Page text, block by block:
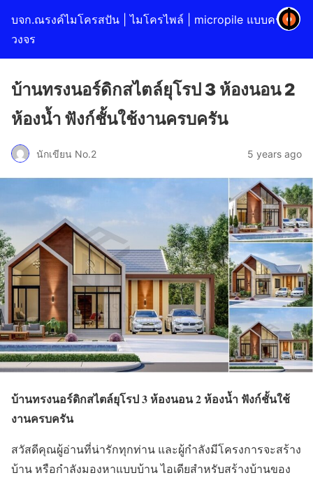
บจก.ณรงค์ไมโครสปัน | ไมโครไพล์ | micropile แบบครบ
วงจร
บ้านทรงนอร์ดิกสไตล์ยุโรป 3 ห้องนอน 2
ห้องน้ำ ฟังก์ชั้นใช้งานครบครัน
นักเขียน No.2 5 years ago
บ้านทรงนอร์ดิกสไตล์ยุโรป3 ห้องนอน 2 ห้องน้ำ ฟังก์ชั้นใช้
งานครบครัน
สวัสดีคุณผู้อ่านที่น่ารักทุกท่าน และผู้กำลังมีโครงการจะสร้าง
บ้าน หรือกำลังมองหาแบบบ้าน ไอเดียสำหรับสร้างบ้านของ